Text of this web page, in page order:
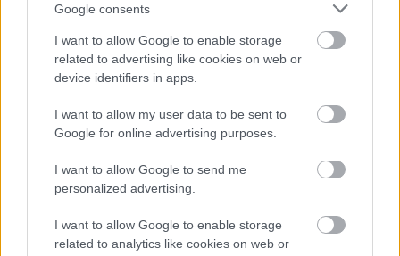
Google consents
I want to allow Google to enable storage
related to advertising like cookies on web or
device identifiers in apps.
I want to allow my user data to be sent to
Google for online advertising purposes.
I want to allow Google to send me
personalized advertising.
I want to allow Google to enable storage
related to analytics like cookies on web or
Čo robiť, ak paradajky dozrievajú pomaly? Trik
s odlisťovaním funguje aj cez leto, ale pozor na
chyby
pohľady? Vyrobte si takéto masívne orechové
svietidlo